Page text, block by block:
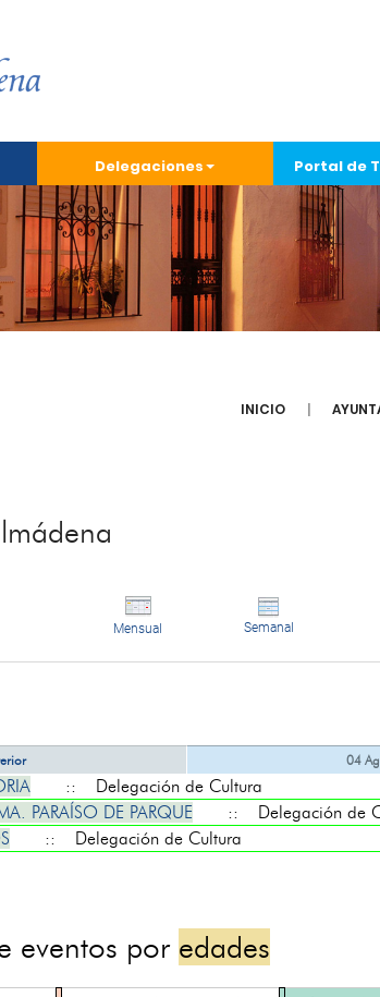
Delegaciones Portal de
INICIO
Mensual Semanal
04
:: Delegación de Cultura
PARAÍSO DE PARQUE
:: Delegación de
:: Delegación de Cultura
eventos por edades